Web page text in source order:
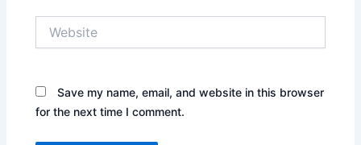
Save my name, email, and website in this browser
for the next time I comment.